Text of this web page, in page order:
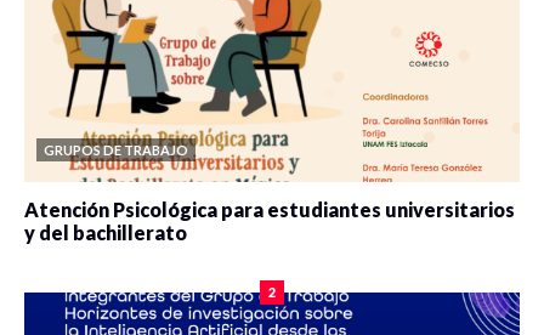
GRUPOS DE TRABAJO
Atención Psicológica para estudiantes universitarios
y del bachillerato
2